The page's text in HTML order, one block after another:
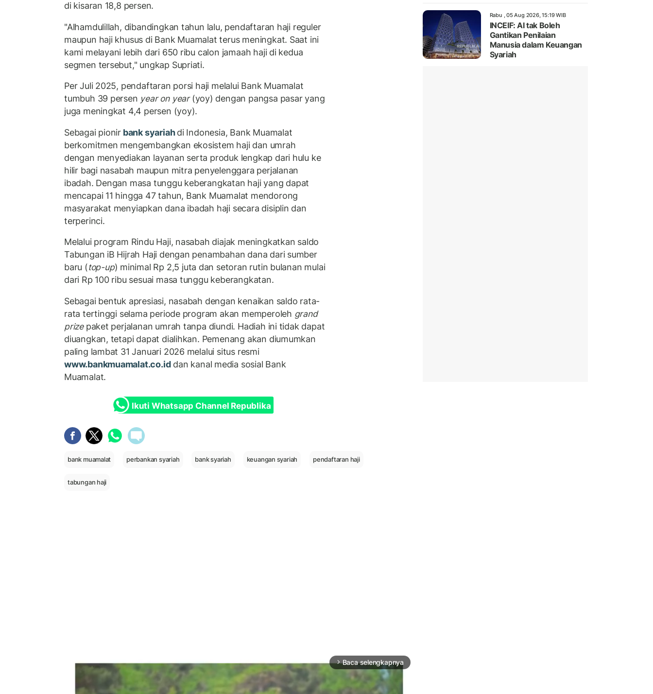
di kisaran 18,8 persen.
"Alhamdulillah, dibandingkan tahun lalu, pendaftaran haji reguler
maupun haji khusus di Bank Muamalat terus meningkat. Saat ini
kami melayani lebih dari 650 ribu calon jamaah haji di kedua
segmen tersebut," ungkap Supriati.
Per Juli 2025, pendaftaran porsi haji melalui Bank Muamalat
tumbuh 39 persen year on year(yoy) dengan pangsa pasar yang
juga meningkat 4,4 persen (yoy).
Sebagai pionir bank syariahdi Indonesia, Bank Muamalat
berkomitmen mengembangkan ekosistem haji dan umrah
dengan menyediakan layanan serta produk lengkap dari hulu ke
hilir bagi nasabah maupun mitra penyelenggara perjalanan
ibadah. Dengan masa tunggu keberangkatan haji yang dapat
mencapai 11 hingga 47 tahun, Bank Muamalat mendorong
masyarakat menyiapkan dana ibadah haji secara disiplin dan
terperinci.
Melalui program Rindu Haji, nasabah diajak meningkatkan saldo
Tabungan iB Hijrah Haji dengan penambahan dana dari sumber
baru (top-up) minimal Rp 2,5 juta dan setoran rutin bulanan mulai
dari Rp 100 ribu sesuai masa tunggu keberangkatan.
Sebagai bentuk apresiasi, nasabah dengan kenaikan saldo rata-
rata tertinggi selama periode program akan memperoleh grand
prizepaket perjalanan umrah tanpa diundi. Hadiah ini tidak dapat
diuangkan, tetapi dapat dialihkan. Pemenang akan diumumkan
paling lambat 31 Januari 2026 melalui situs resmi
www.bankmuamalat.co.iddan kanal media sosial Bank
Muamalat.
Ikuti Whatsapp Channel Republika
bank muamalat perbankan syariah bank syariah keuangan syariah pendaftaran haji
tabungan haji
arrow_forward_ios Baca selengkapnya
Rabu , 05 Aug 2026, 15:19 WIB
INCEIF: AI tak Boleh
Gantikan Penilaian
Manusia dalam Keuangan
Syariah